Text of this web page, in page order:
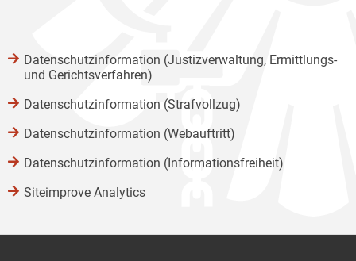
Datenschutzinformation (Justizverwaltung, Ermittlungs-
und Gerichtsverfahren)
Datenschutzinformation (Strafvollzug)
Datenschutzinformation (Webauftritt)
Datenschutzinformation (Informationsfreiheit)
Siteimprove Analytics